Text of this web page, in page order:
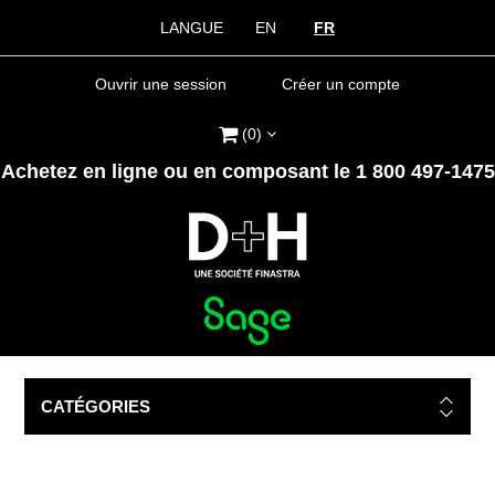
LANGUE EN FR
Ouvrir une session Créer un compte
(0)
Achetez en ligne ou en composant le 1 800 497-1475
CATÉGORIES